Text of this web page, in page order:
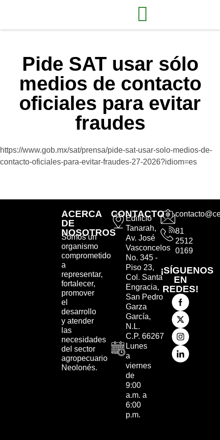
Pide SAT usar sólo
medios de contacto
oficiales para evitar
fraudes
https://www.gob.mx/sat/prensa/pide-sat-usar-solo-medios-de-
contacto-oficiales-para-evitar-fraudes-27-2026?idiom=es
ACERCA
DE
NOSOTROS
Somos un
organismo
comprometido
a
representar,
fortalecer,
promover
el
desarrollo
y atender
las
necesidades
del sector
agropecuario
Neolonés.
CONTACTO
Edificio
Tanarah,
Av. José
Vasconcelos
No. 345 -
Piso 23,
Col. Santa
Engracia,
San Pedro
Garza
García,
N.L.
C.P. 66267
Lunes
a
viernes
de
9:00
a.m. a
6:00
p.m.
81
2512
0169
¡SÍGUENOS
EN
REDES!